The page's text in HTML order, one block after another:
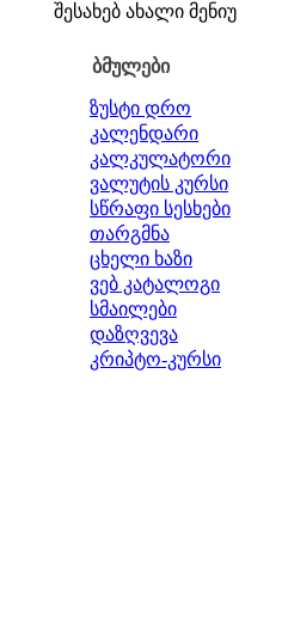
შესახებ ახალი მენიუ
ბმულები
ზუსტი დრო
კალენდარი
კალკულატორი
ვალუტის კურსი
სწრაფი სესხები
თარგმნა
ცხელი ხაზი
ვებ კატალოგი
სმაილები
დაზღვევა
კრიპტო-კურსი